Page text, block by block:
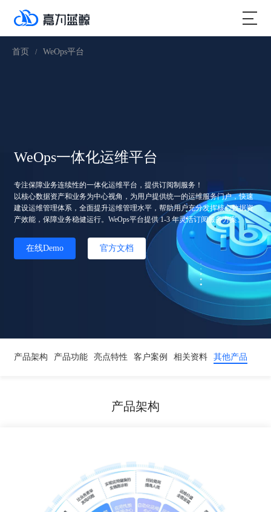
首页 / WeOps平台
WeOps一体化运维平台
专注保障业务连续性的一体化运维平台，提供订阅制服务！
以核心数据资产和业务为中心视角，为用户提供统一的运维服务门户，快速
建设运维管理体系，全面提升运维管理水平，帮助用户充分发挥核心数据资
产效能，保障业务稳健运行。WeOps平台提供 1-3 年灵活订阅服务方案。
在线Demo 官方文档
产品架构 产品功能 亮点特性 客户案例 相关资料 其他产品
产品架构